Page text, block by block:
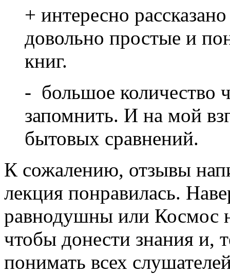
+ интересно
довольно простые и
книг.
- большое количество
запомнить. И на мой
бытовых сравнений.
К сожалению, отзывы
лекция понравилась.
равнодушны или Космос
чтобы донести знания и,
понимать всех